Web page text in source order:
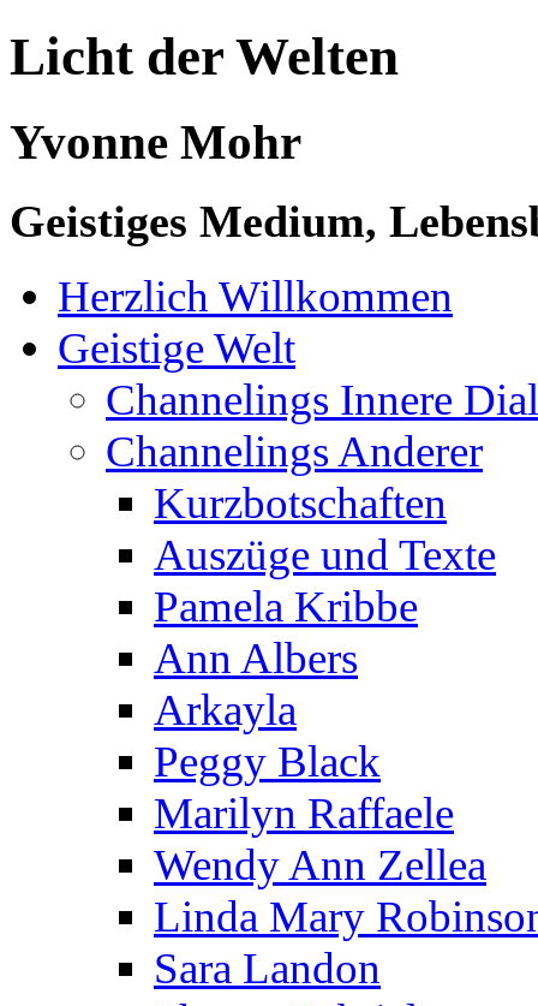
Licht der Welten
Yvonne Mohr
Geistiges Medium,
Herzlich Willkommen
Geistige Welt
Channelings Innere
Channelings Anderer
Kurzbotschaften
Auszüge und Texte
Pamela Kribbe
Ann Albers
Arkayla
Peggy Black
Marilyn Raffaele
Wendy Ann Zellea
Linda Mary
Sara Landon